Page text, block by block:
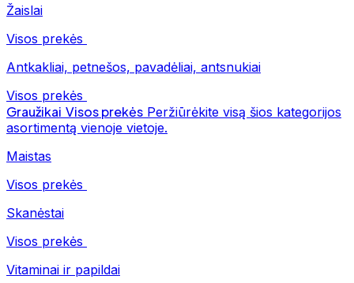
Žaislai
Visos prekės
Antkakliai, petnešos, pavadėliai, antsnukiai
Visos prekės
Graužikai Visos prekės Peržiūrėkite visą šios kategorijos
asortimentą vienoje vietoje.
Maistas
Visos prekės
Skanėstai
Visos prekės
Vitaminai ir papildai